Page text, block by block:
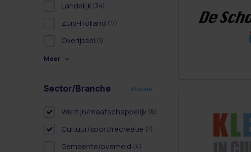
Landelijk (34)
Zuid-Holland (17)
Overijssel (1)
Meer
Sector/Branche Wissen
Welzijn/maatschappelijk (8)
Cultuur/sport/recreatie (7)
Gemeente/overheid (4)